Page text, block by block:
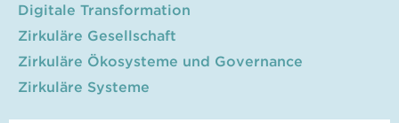
Digitale Transformation
Zirkuläre Gesellschaft
Zirkuläre Ökosysteme und Governance
Zirkuläre Systeme